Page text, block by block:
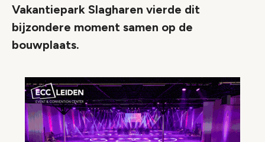
Vakantiepark Slagharen vierde dit
bijzondere moment samen op de
bouwplaats.